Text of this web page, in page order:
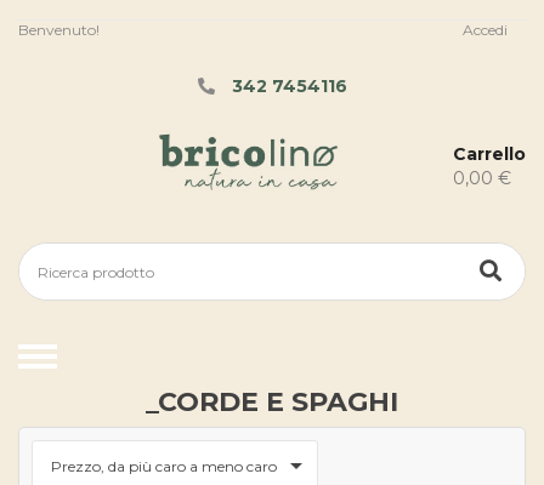
Benvenuto! Accedi
342 7454116
Carrello
0,00 €
_CORDE E SPAGHI
Prezzo, da più caro a meno caro 